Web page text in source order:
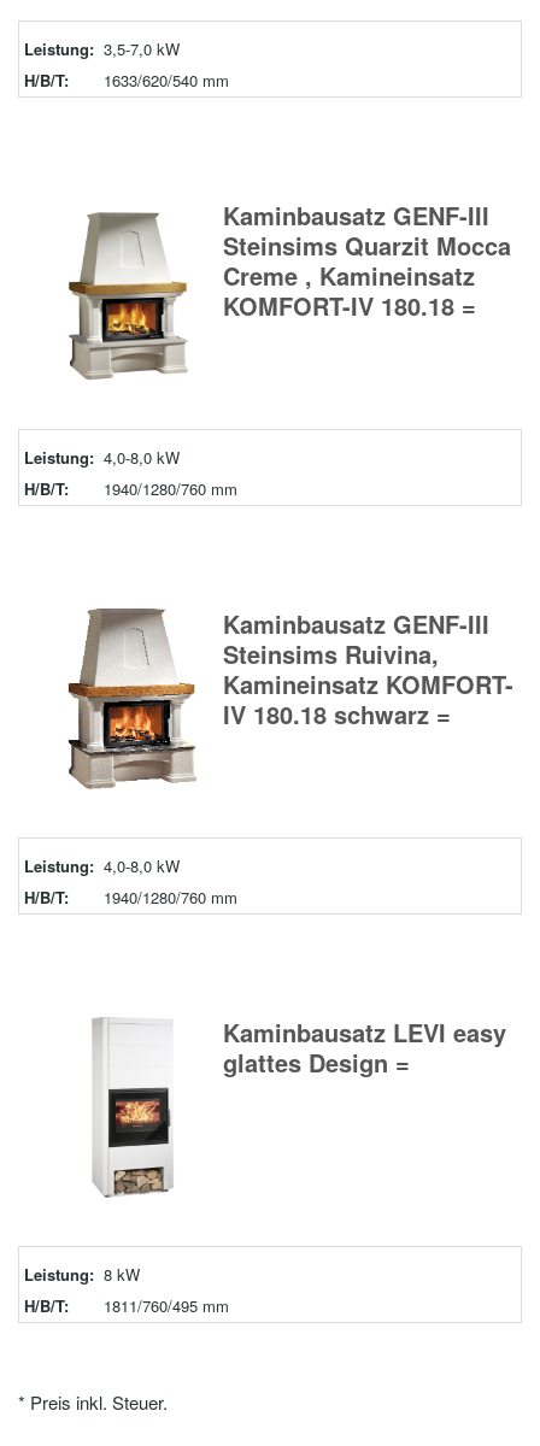
Leistung: 3,5-7,0 kW
H/B/T:
1633/620/540 mm
Kaminbausatz GENF-III
Steinsims Quarzit Mocca
Creme , Kamineinsatz
KOMFORT-IV 180.18 =
Leistung: 4,0-8,0 kW
H/B/T:
1940/1280/760 mm
Kaminbausatz GENF-III
Steinsims Ruivina,
Kamineinsatz KOMFORT-
IV 180.18 schwarz =
Leistung: 4,0-8,0 kW
H/B/T:
1940/1280/760 mm
Kaminbausatz LEVI easy
glattes Design =
Leistung: 8 kW
H/B/T:
1811/760/495 mm
* Preis inkl. Steuer.